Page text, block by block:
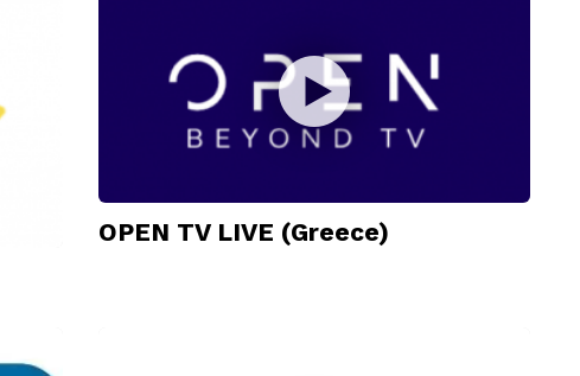
OPEN TV LIVE (Greece)